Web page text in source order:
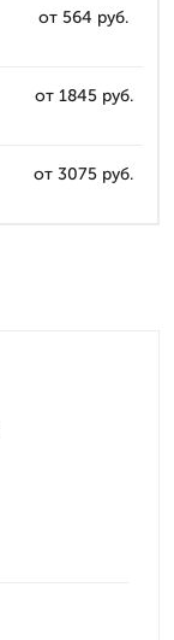
от 564 руб.
от 1845 руб.
от 3075 руб.